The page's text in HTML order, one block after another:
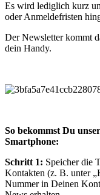
Es wird lediglich kurz
oder Anmeldefristen
Der Newsletter kommt
dein Handy.
So bekommst Du
Smartphone:
Schritt 1: Speicher die
Kontakten (z. B. unter
Nummer in Deinen